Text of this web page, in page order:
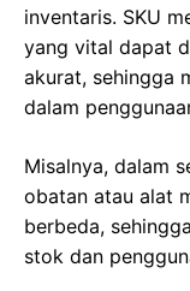
inventaris. SKU
yang vital dapat
akurat, sehingga
dalam
Misalnya, dalam
obatan atau alat
berbeda,
stok dan